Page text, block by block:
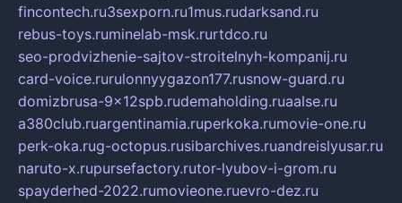
fincontech.ru3sexporn.ru1mus.rudarksand.ru
rebus-toys.ruminelab-msk.rurtdco.ru
seo-prodvizhenie-sajtov-stroitelnyh-kompanij.ru
card-voice.rurulonnyygazon177.rusnow-guard.ru
domizbrusa-9x12spb.rudemaholding.ruaalse.ru
a380club.ruargentinamia.ruperkoka.rumovie-one.ru
perk-oka.rug-octopus.rusibarchives.ruandreislyusar.ru
naruto-x.rupursefactory.rutor-lyubov-i-grom.ru
spayderhed-2022.rumovieone.ruevro-dez.ru